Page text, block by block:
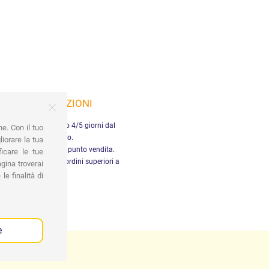
SPEDIZIONI
in Italia entro 4/5 giorni dal
pagamento.
gratuito presso il punto vendita.
gratuita per ordini superiori a
29,90 €
Con il tuo
la tua
le tue
troverai
le finalità di